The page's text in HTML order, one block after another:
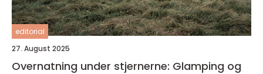
editorial
27. August 2025
Overnatning under stjernerne: Glamping og